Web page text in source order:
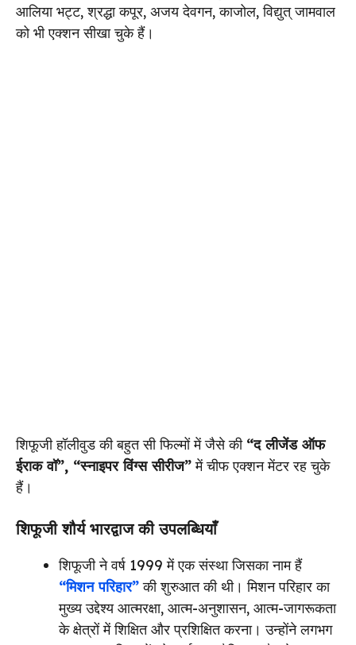
आलिया भट्ट, श्रद्धा कपूर, अजय देवगन, काजोल, विद्युत् जामवाल
को भी एक्शन सीखा चुके हैं।
शिफूजी हॉलीवुड की बहुत सी फिल्मों में जैसे की “द लीजेंड ऑफ
ईराक वॉ”, “स्नाइपर विंग्स सीरीज”में चीफ एक्शन मेंटर रह चुके
हैं।
शिफूजी शौर्य भारद्वाज की उपलब्धियाँ
शिफूजी ने वर्ष 1999 में एक संस्था जिसका नाम हैं
“मिशन परिहार”की शुरुआत की थी। मिशन परिहार का
मुख्य उद्देश्य आत्मरक्षा, आत्म-अनुशासन, आत्म-जागरूकता
के क्षेत्रों में शिक्षित और प्रशिक्षित करना। उन्होंने लगभग